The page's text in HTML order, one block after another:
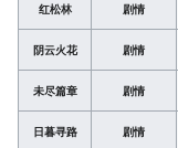
红松林 剧情
阴云火花 剧情
未尽篇章 剧情
日暮寻路 剧情